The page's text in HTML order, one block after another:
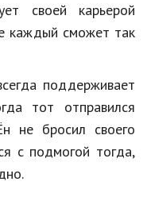
своей карьерой
каждый сможет так
поддерживает
тот отправился
не бросил своего
с подмогой тогда,